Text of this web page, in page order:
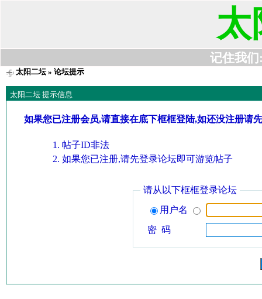
太
记住我们
太阳二坛» 论坛提示
太阳二坛 提示信息
如果您已注册会员,请直接在底下框框登陆,如还没注册请
帖子ID非法
如果您已注册,请先登录论坛即可游览帖子
请从以下框框登录论坛
用户名
密 码